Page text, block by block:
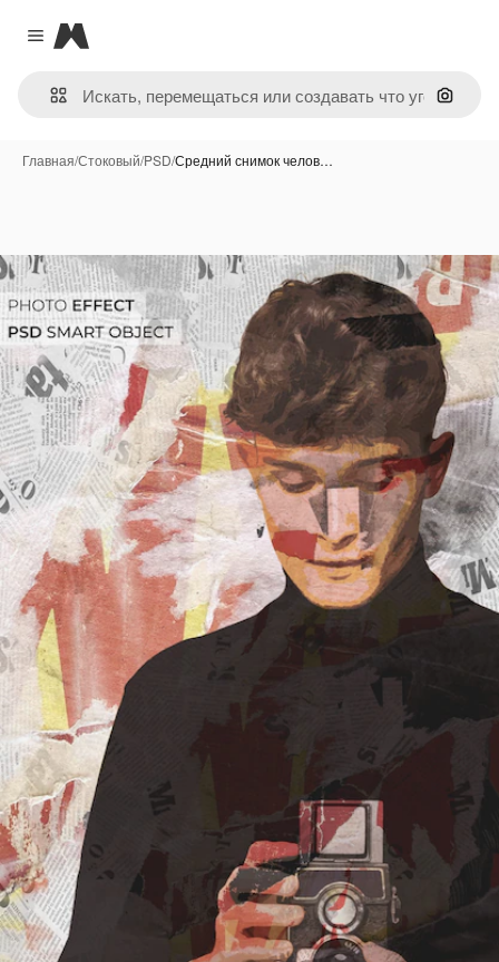
Close menu
Magnific
Поиск
Главная/Стоковый/PSD/Средний снимок челов…